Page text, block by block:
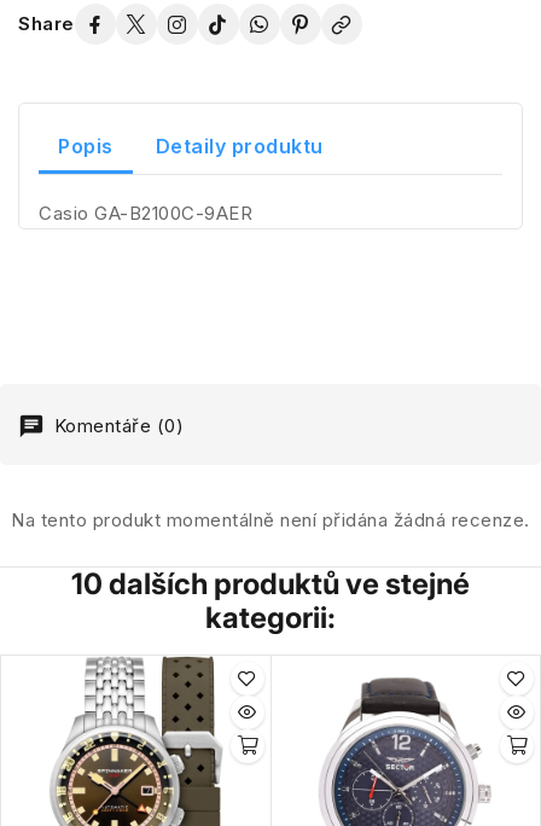
Share
Popis Detaily produktu
Casio GA-B2100C-9AER
Komentáře (0)
Na tento produkt momentálně není přidána žádná recenze.
10 dalších produktů ve stejné
kategorii: